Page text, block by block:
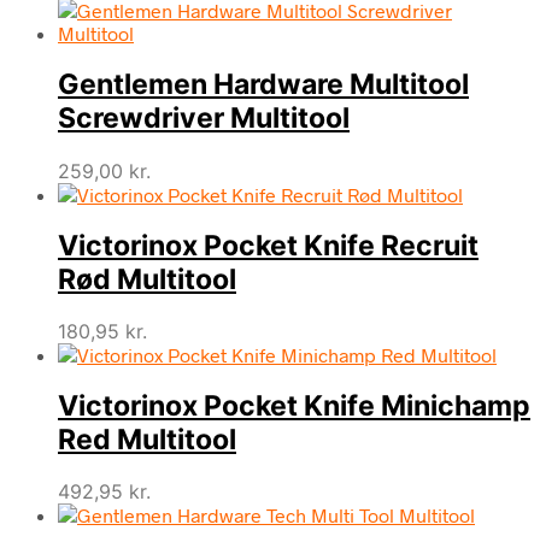
Gentlemen Hardware Multitool
Screwdriver Multitool
259,00 kr.
Victorinox Pocket Knife Recruit
Rød Multitool
180,95 kr.
Victorinox Pocket Knife Minichamp
Red Multitool
492,95 kr.